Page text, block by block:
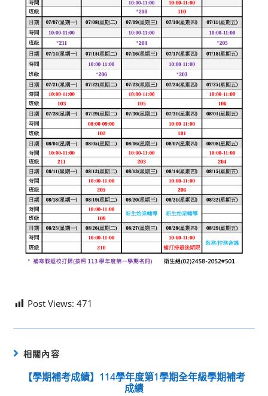
Post Views: 471
相關內容
【學期補考成績】114學年度第1學期全年級學期補考
成績